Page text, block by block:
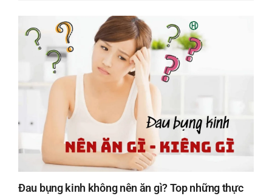
Đau bụng kinh không nên ăn gì? Top những thực